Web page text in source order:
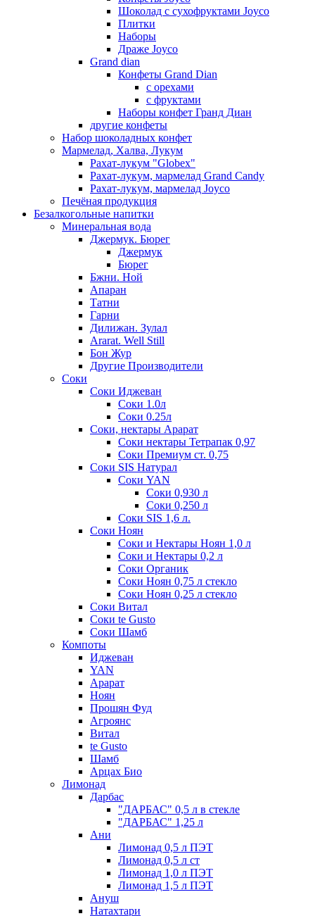
Шоколад с сухофруктами Joyco
Плитки
Наборы
Драже Joyco
Grand dian
Конфеты Grand Dian
с орехами
с фруктами
Наборы конфет Гранд Диан
другие конфеты
Набор шоколадных конфет
Мармелад, Халва, Лукум
Рахат-лукум "Globex"
Рахат-лукум, мармелад Grand Candy
Рахат-лукум, мармелад Joyco
Печёная продукция
Безалкогольные напитки
Минеральная вода
Джермук. Бюрег
Джермук
Бюрег
Бжни. Ной
Апаран
Татни
Гарни
Дилижан. Зулал
Ararat. Well Still
Бон Жур
Другие Производители
Соки
Соки Иджеван
Соки 1.0л
Соки 0.25л
Соки, нектары Арарат
Соки нектары Тетрапак 0,97
Соки Премиум ст. 0,75
Соки SIS Натурал
Соки YAN
Соки 0,930 л
Соки 0,250 л
Соки SIS 1,6 л.
Соки Ноян
Соки и Нектары Ноян 1,0 л
Соки и Нектары 0,2 л
Соки Органик
Соки Ноян 0,75 л стекло
Соки Ноян 0,25 л стекло
Соки Витал
Соки te Gusto
Соки Шамб
Компоты
Иджеван
YAN
Арарат
Ноян
Прошян Фуд
Агроянс
Витал
te Gusto
Шамб
Арцах Био
Лимонад
Дарбас
"ДАРБАС" 0,5 л в стекле
"ДАРБАС" 1,25 л
Ани
Лимонад 0,5 л ПЭТ
Лимонад 0,5 л ст
Лимонад 1,0 л ПЭТ
Лимонад 1,5 л ПЭТ
Ануш
Натахтари